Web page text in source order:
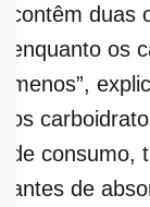
contêm duas
enquanto os
menos”,
os
de consumo,
antes de